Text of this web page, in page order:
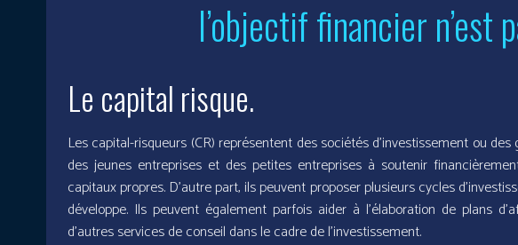
l’objectif financier n’est
Le capital risque.
Les capital-risqueurs (CR) représentent des sociétés d’investissement ou
des jeunes entreprises et des petites entreprises à soutenir
capitaux propres. D’autre part, ils peuvent proposer plusieurs cycles
développe. Ils peuvent également parfois aider à l’élaboration de plans
d’autres services de conseil dans le cadre de l’investissement.